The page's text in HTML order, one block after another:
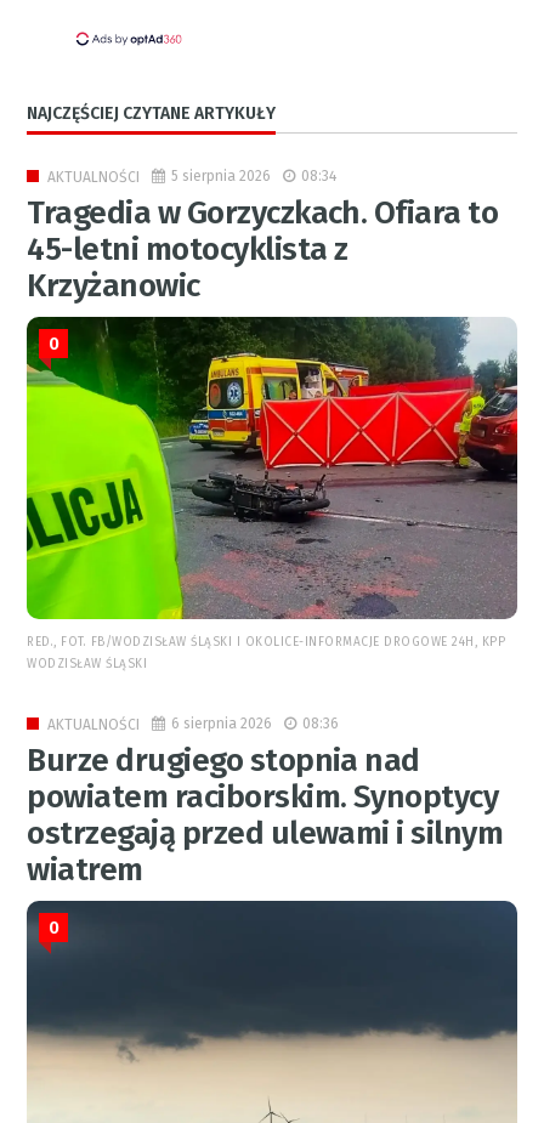
NAJCZĘŚCIEJ CZYTANE ARTYKUŁY
AKTUALNOŚCI 5 sierpnia 2026 08:34
Tragedia w Gorzyczkach. Ofiara to
45-letni motocyklista z
Krzyżanowic
0
RED., FOT. FB/WODZISŁAW ŚLĄSKI I OKOLICE-INFORMACJE DROGOWE 24H, KPP
WODZISŁAW ŚLĄSKI
AKTUALNOŚCI 6 sierpnia 2026 08:36
Burze drugiego stopnia nad
powiatem raciborskim. Synoptycy
ostrzegają przed ulewami i silnym
wiatrem
0